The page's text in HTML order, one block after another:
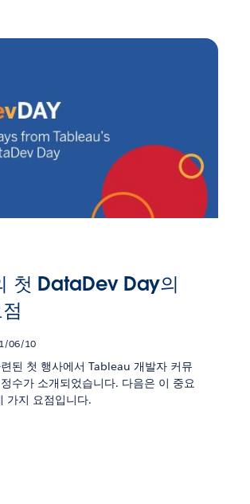
첫 DataDev Day의
06/10
된 첫 행사에서 Tableau 개발자 커뮤
수가 소개되었습니다. 다음은 이 중요
가지 요점입니다.